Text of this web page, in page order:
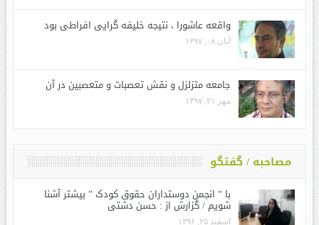
واقعه عاشورا ، نتیجه خلیفه گرایی افراطی بود
آبان ۰۸, ۱۳۹۷
جامعه متزلزل و نقش تعصبات و متعصبین در آن
مهر ۲۱, ۱۳۹۷
مصاحبه / گفتگو
با ” انجمن دوستداران حقوق کودک ” بیشتر آشنا
شویم / گزارش از : حسن دشتی
اسفند ۲۵, ۱۳۹۶